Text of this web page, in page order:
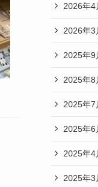
2026年4
2026年3
2025年9
2025年8
2025年7
2025年6
2025年4
2025年3